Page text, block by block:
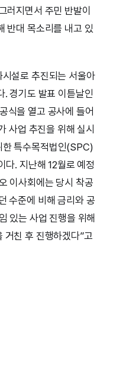
러지면서 주민 반발이
반대 목소리를 내고 있
설로 추진되는 서울아
. 경기도 발표 이튿날인
식을 열고 공사에 들어
사업 추진을 위해 실시
한 특수목적법인(SPC)
다. 지난해 12월로 예정
이사회에는 당시 착공
수준에 비해 금리와 공
있는 사업 진행을 위해
거친 후 진행하겠다”고